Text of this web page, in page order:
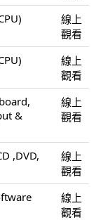
線上
觀看
線上
觀看
&
線上
觀看
,DVD,
線上
觀看
線上
觀看